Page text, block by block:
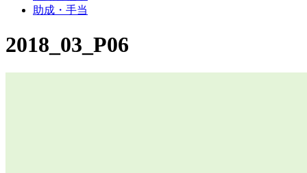
助成・手当
2018_03_P06